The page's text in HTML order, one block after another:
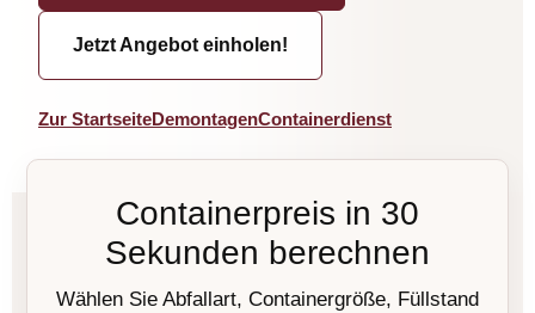
Jetzt Angebot einholen!
Zur StartseiteDemontagenContainerdienst
Containerpreis in 30
Sekunden berechnen
Wählen Sie Abfallart, Containergröße, Füllstand